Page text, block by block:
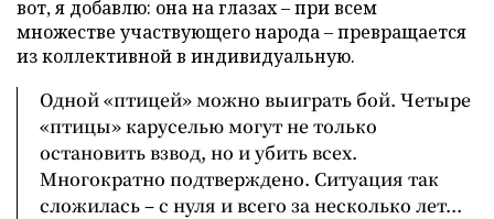
вот, я добавлю: она на глазах – при всем
множестве участвующего народа – превращается
из коллективной в индивидуальную.
Одной «птицей» можно выиграть бой. Четыре
«птицы» каруселью могут не только
остановить взвод, но и убить всех.
Многократно подтверждено. Ситуация так
сложилась – с нуля и всего за несколько лет...